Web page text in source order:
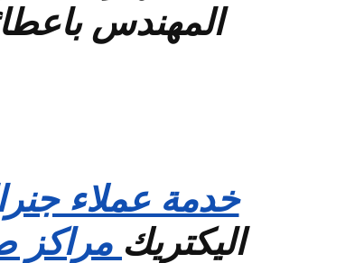
المهندس
خدمة عملاء
اليكتريك مراكز